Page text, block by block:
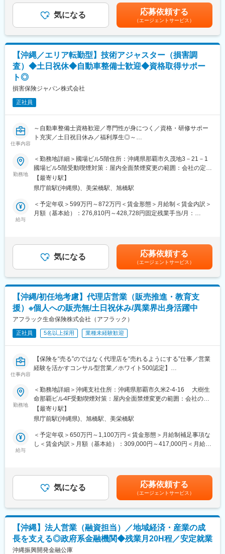
段階的に成長可能。ほかにもキャリアチャレンジ制度による他分
野への挑戦など、多彩なキャリアがあります。
■モデル年収
主任：450～670万円（在職最年少26歳）／課長代理：500～850
万円（在職最年少30歳）
課長・担当課長：690～850万円（在職最年少35歳）／管理職：
800～1,000万円超（在職最年少37歳）
変更の範囲：会社の定める業務
（1）代理店に対する販売促進のためのコンサルティング営業
（2）募集人に対する教育・研修等販売フォローの実施
（3）新規代理店、新規提携金融機関の開拓
■営業スタイル
入社後は研修とOJTを経て業務をキャッチアップします。
既存顧客と新規開拓の割合は7：3程度であり、既存顧客のコンサ
研修後、担当代理店は一人で担当していただきますが、チームで
条件あり）。また初任地は希望を確約します（応募時点で募集が
充足した場合はご希望に添えない可能性がございます）。1支店で
■働き方
所定労働時間9時～17時の7時間です。
平均残業時間は月20～30時間程度。休日出勤はありません。
アポイントの状況や業務都合に応じて、直行直帰を活用し柔軟な
■キャリアパスについて
ジョブポスティング（公募制度）があり自身で手を挙げて他部署
変更の範囲：会社の定める業務
営業手当、賞与を含めた目安年収額は以下の通りです⇒S1グレー
ド：550万円程度～／S2グレード：700万円～賃金はあくまでも
目安の金額であり、選考を通じて上下する可能性があります。月
給(月額)は固定手当を含めた表記です。
気になる 応募依頼する
（エージェントサービス）
【沖縄／エリア転勤型】技術アジャスター（損害調
査）◆土日祝休◆自動車整備士歓迎◆資格取得サポー
ト◎
損害保険ジャパン株式会社
正社員
仕事内容
～自動車整備士資格歓迎／専門性が身につく／資格・研修サポー
ト充実／土日祝日休み／福利厚生◎～
入社後は技術アジャスター資格取得後、保険金サービス部門で、
自動車の損害調査・示談交渉をお任せします。
■職務詳細：
１．自動車損害調査
整備工場と修理範囲や修理計画・金額に関する折衝を行います。
また、事故の事案担当者へ自動車調査結果に関する情報提供を行
い、スムーズな解決に向けて支援を行います。
解決していきます。
■育成体制：
技術アジャスター資格取得に向けて、自動車工学や関係法令、自
見習技術アジャスター資格を取得後は徐々に実務をキャッチアッ
プいただきながら、初級、３級、２級と上位の資格取得を目指
し、アジャスターとしてのスキルを高められます。
会社としての研修だけでなく、先輩社員から勉強会やアドバイス
をいただきながら、切磋琢磨できる環境です。
■キャリアパス：
技術アジャスターとしての経験を積むことで、将来的にはリーダ
ー職や管理職への昇進の道が開けています。また、専門的な知識
を深めるための研修制度や資格取得支援制度も充実しており、自
己成長を図ることができます。キャリアアップを目指す方にとっ
■魅力：
・SOMPOグループの安定基盤があり、腰を据えて長期的に働ける
環境です。
・誰しもが慣れない交通事故の状況下で、事故を解決に導き、保
・事故解決のプロフェッショナルとして活躍できるよう、入社か
らその後も、さまざまな力を身につけ、磨き、高め続けられる環
■ご参考：技術アジャスターについて／社員インタビュー等も載っ
ていますのでぜひご覧ください。
https://www.sompo-japan-saiyo.com/sompo-
sp/adjuster/img/adjuster.pdf
変更の範囲：会社の定める業務
勤務地
＜勤務地詳細＞國場ビル5階住所：沖縄県那覇市久茂地3－21－1
國場ビル5階受動喫煙対策：屋内全面禁煙変更の範囲：会社の定め
る事業所（リモートワーク含む）
【最寄り駅】
県庁前駅(沖縄県)、美栄橋駅、旭橋駅
給与
＜予定年収＞599万円～872万円＜賃金形態＞月給制＜賃金内訳＞
月額（基本給）：276,810円～428,728円固定残業手当/月：
賞与：年2回（会社業績、評価による）■昇給：あり※賃金はあく
までも目安の金額であり、選考を通じて上下する可能性がありま
す。※各種手当てを規程に従い支給※技術アジャスター資格保有者
は優遇します。※超過した時間外労働の残業時間代は追加支給賃金
はあくまでも目安の金額であり、選考を通じて上下する可能性が
あります。月給(月額)は固定手当を含めた表記です。
気になる 応募依頼する
（エージェントサービス）
【沖縄/初任地考慮】代理店営業（販売推進・教育支
援）※個人への販売無/土日祝休み/異業界出身活躍中
アフラック生命保険株式会社（アフラック）
正社員 5名以上採用 業種未経験歓迎
仕事内容
【保険を“売る”のではなく代理店を“売れるようにする”仕事／営業
経験を活かすコンサル型営業／ホワイト500認定】
「がん保険といえばアフラック」のイメージが強いですが、介護
保険を世界で初めて発売したのもアフラックです。
がん保険・医療保険を中心とした「第三分野」に強みを持ち、
「生きるための保険」を切り拓いてきました。
■業務内容
全国8000店以上の販売代理店や提携金融機関がお客様により良い
■業務詳細
・販売戦略の立案
・商品勉強会や各種研修、販売方法指導
・保険契約事務に関する各種業務
■1日の流れ
9時：朝礼、チーム内での事例共有など
勤務地
＜勤務地詳細＞沖縄支社住所：沖縄県那覇市久米2-4-16 大樹生
命那覇ビル4F受動喫煙対策：屋内全面禁煙変更の範囲：会社の定
める事業所（リモートワーク含む）
【最寄り駅】
県庁前駅(沖縄県)、旭橋駅、美栄橋駅
給与
＜予定年収＞650万円～1,100万円＜賃金形態＞月給制補足事項な
し＜賃金内訳＞月額（基本給）：309,000円～417,000円＜月給＞
です。※転居を伴う場合、別途転勤手当（4万円～6万円/月）と住
宅補助（例：6万円/月までの9割会社負担）の支給がございます。
賃金はあくまでも目安の金額であり、選考を通じて上下する可能
性があります。月給(月額)は固定手当を含めた表記です。
気になる 応募依頼する
（エージェントサービス）
【沖縄】法人営業（融資担当）／地域経済・産業の成
長を支える◎政府系金融機関◆残業月20H程／安定就業
沖縄振興開発金融公庫